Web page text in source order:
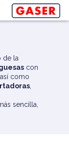
de la
con
como
,
sencilla,